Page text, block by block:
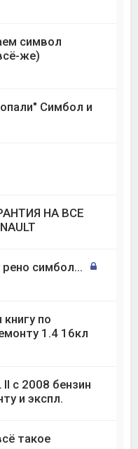
символ
же)
Симбол и
НА ВСЕ
симбол...
по
1.4 16кл
II с 2008 бензин
и экспл.
такое